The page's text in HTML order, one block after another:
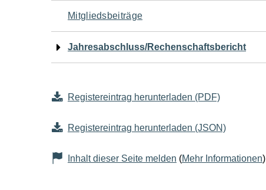
Mitgliedsbeiträge
Jahresabschluss/Rechenschaftsbericht
Registereintrag herunterladen (PDF)
Registereintrag herunterladen (JSON)
Inhalt dieser Seite melden (Mehr Informationen)